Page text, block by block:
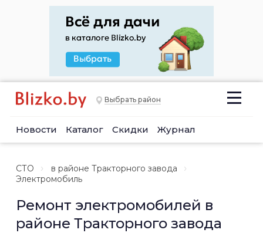
Выбрать район
Новости Каталог Скидки Журнал
СТО
в районе Тракторного завода
Электромобиль
Ремонт электромобилей в
районе Тракторного завода